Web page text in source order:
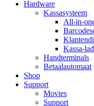
Hardware
Kassasysteem
All-in-
Kassa-
Handterminals
Betaalautomaat
Shop
Support
Movies
Support